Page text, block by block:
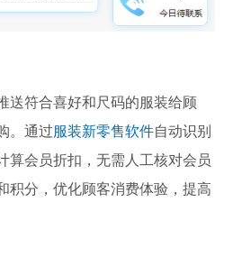
送符合喜好和尺码的服装给顾
。通过服装新零售软件自动识别
算会员折扣，无需人工核对会员
积分，优化顾客消费体验，提高